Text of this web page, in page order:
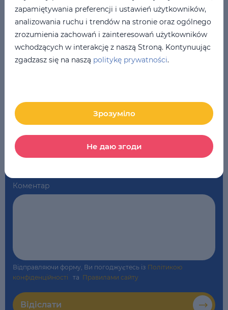
Номер телефону*
Школа*
Коментар
Відправляючи форму, Ви погоджуєтесь із Політикою
конфіденційності та Правилами сайту
Відіслати
zapamiętywania preferencji i ustawień użytkowników,
analizowania ruchu i trendów na stronie oraz ogólnego
zrozumienia zachowań i zainteresowań użytkowników
wchodzących w interakcję z naszą Stroną. Kontynuując
zgadzasz się na naszą politykę prywatności.
Зрозуміло
Не даю згоди